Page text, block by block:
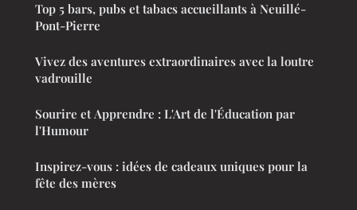
Top 5 bars, pubs et tabacs accueillants à Neuillé-
Pont-Pierre
Vivez des aventures extraordinaires avec la loutre
vadrouille
Sourire et Apprendre : L'Art de l'Éducation par
l'Humour
Inspirez-vous : idées de cadeaux uniques pour la
fête des mères